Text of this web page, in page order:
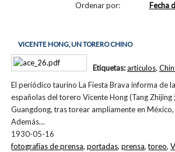
Ordenar por: Fecha
VICENTE HONG, UN TORERO CHINO
El periódico taurino La Fiesta Brava informa de
españolas del torero Vicente Hong (Tang Zhijing
Guangdong, tras torear ampliamente en México,
Además…
1930-05-16
Etiquetas:artículos,
fotografías de prensa,portadas,prensa,toreo,